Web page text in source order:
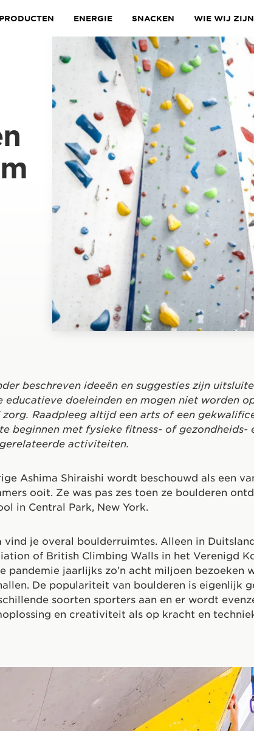
PRODUCTEN ENERGIE SNACKEN WIE WIJ ZIJN
beschreven ideeën en suggesties zijn
educatieve doeleinden en mogen niet worden
Raadpleeg altijd een arts of een
beginnen met fysieke fitness- of gezondheids-
activiteiten.
Ashima Shiraishi wordt beschouwd als een
ooit. Ze was pas zes toen ze boulderen
in Central Park, New York.
vind je overal boulderruimtes. Alleen in
of British Climbing Walls in het Verenigd
pandemie jaarlijks zo’n acht miljoen bezoeken
De populariteit van boulderen is eigenlijk
soorten sporters aan en er wordt
en creativiteit als op kracht en